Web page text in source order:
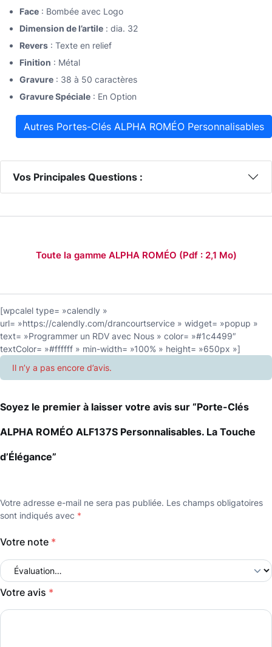
Face : Bombée avec Logo
Dimension de l’artile : dia. 32
Revers : Texte en relief
Finition : Métal
Gravure : 38 à 50 caractères
Gravure Spéciale : En Option
Autres Portes-Clés ALPHA ROMÉO Personnalisables
Vos Principales Questions :
Toute la gamme ALPHA ROMÉO (Pdf : 2,1 Mo)
[wpcalel type= »calendly »
url= »https://calendly.com/drancourtservice » widget= »popup »
text= »Programmer un RDV avec Nous » color= »#1c4499″
textColor= »#ffffff » min-width= »100% » height= »650px »]
Il n’y a pas encore d’avis.
Soyez le premier à laisser votre avis sur “Porte-Clés
ALPHA ROMÉO ALF137S Personnalisables. La Touche
d’Élégance”
Votre adresse e-mail ne sera pas publiée. Les champs obligatoires
sont indiqués avec *
Votre note *
Votre avis *